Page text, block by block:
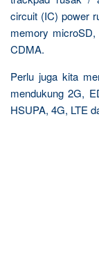
circuit (IC) power
memory
CDMA.
Perlu juga kita
mendukung 2G,
HSUPA, 4G, LTE